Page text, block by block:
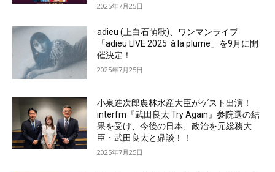
2025年7月25日
adieu (上白石萌歌)、ワンマンライブ
「adieu LIVE 2025 à la plume」を9月に開
催決定！
2025年7月25日
小泉進次郎農林水産大臣がゲスト出演！
interfm『武田良太 Try Again』参院選の結
果を受け、今後の日本、政治を元総務大
臣・武田良太と鼎談！！
2025年7月25日